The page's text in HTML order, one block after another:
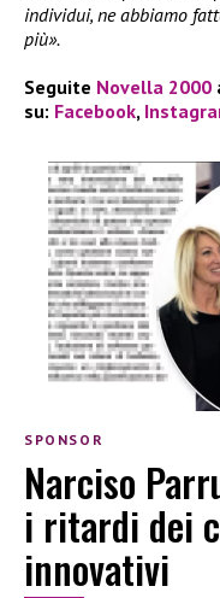
individui, ne abbiamo
più».
Seguite Novella 2000
su: Facebook,
SPONSOR
Narciso
i ritardi dei
innovativi